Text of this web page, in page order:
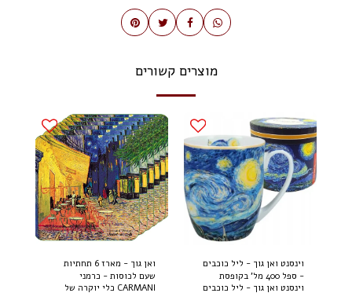
מוצרים קשורים
וינסנט ואן גוך - ליל כוכבים
- ספל 400 מל' בקופסת
קרטון כרמני
וינסנט ואן גוך - ליל כוכבים
ואן גוך - מארז 6 תחתיות
שעם לכוסות - כרמני
CARMANI כלי יוקרה של